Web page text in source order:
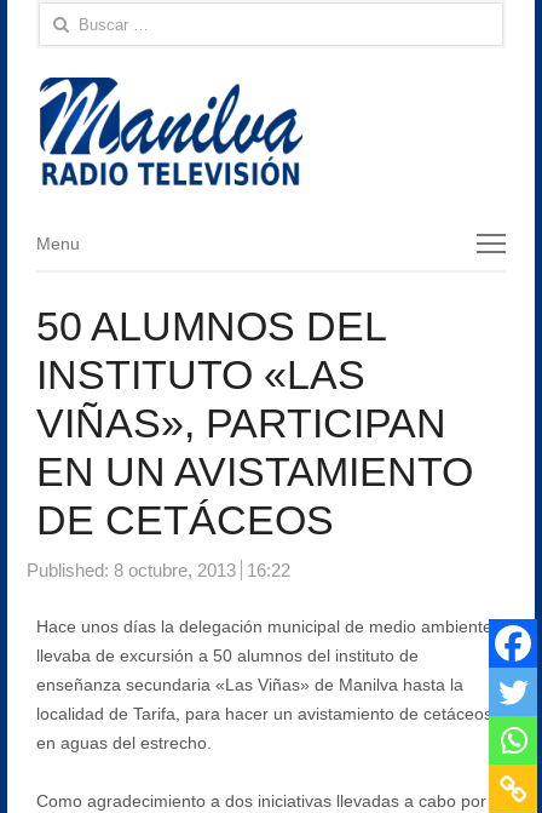
Buscar:
Menu
Menu
50 ALUMNOS DEL
INSTITUTO «LAS
VIÑAS», PARTICIPAN
EN UN AVISTAMIENTO
DE CETÁCEOS
Published: 8 octubre, 2013 16:22
Hace unos días la delegación municipal de medio ambiente
llevaba de excursión a 50 alumnos del instituto de
enseñanza secundaria «Las Viñas» de Manilva hasta la
localidad de Tarifa, para hacer un avistamiento de cetáceos
en aguas del estrecho.
Como agradecimiento a dos iniciativas llevadas a cabo por